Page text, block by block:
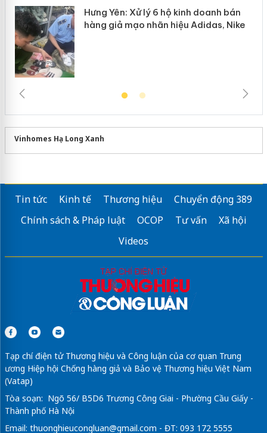
Hưng Yên: Xử lý 6 hộ kinh doanh bán
hàng giả mạo nhãn hiệu Adidas, Nike
Vinhomes Hạ Long Xanh
Tin tức Kinh tế Thương hiệu
Chuyển động 389
Chính sách & Pháp luật
OCOP Tư vấn
Xã hội
Videos
Tạp chí điện tử Thương hiệu và Công luận của cơ quan Trung
ương Hiệp hội Chống hàng giả và Bảo vệ Thương hiệu Việt Nam
(Vatap)
Tòa soạn: Ngõ 56/ B5D6 Trương Công Giai - Phường Cầu Giấy -
Thành phố Hà Nội
Email: thuonghieucongluan@gmail.com - ĐT: 093 172 5555